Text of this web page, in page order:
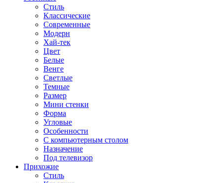
Стиль
Классические
Современные
Модерн
Хай-тек
Цвет
Белые
Венге
Светлые
Темные
Размер
Мини стенки
Форма
Угловые
Особенности
С компьютерным столом
Назначение
Под телевизор
Прихожие
Стиль